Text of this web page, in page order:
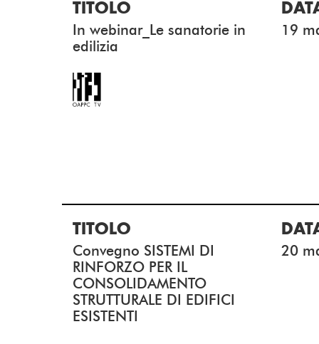
TITOLO
In webinar_Le sanatorie in
edilizia
19
TITOLO
Convegno SISTEMI DI
RINFORZO PER IL
CONSOLIDAMENTO
STRUTTURALE DI EDIFICI
ESISTENTI
20